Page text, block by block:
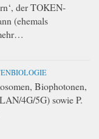
der TOKEN-
(ehemals
Biophotonen,
4G/5G) sowie P.